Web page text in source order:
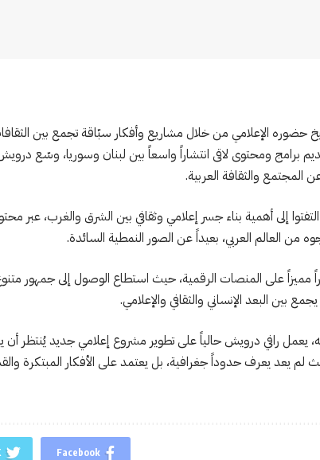
حضوره الإعلامي من خلال مشاريع وأفكار سبّاقة تجمع بين
برامج ومحتوى لاقى انتشاراً واسعاً بين لبنان وسوريا، وسّع
المجتمع والثقافة العربية.
التفتوا إلى أهمية بناء جسر إعلامي وثقافي بين الشرق والغرب، عبر
العالم العربي، بعيداً عن الصور النمطية السائدة.
مميزاً على المنصات الرقمية، حيث استطاع الوصول إلى جمهور
بين البعد الإنساني والثقافي والإعلامي.
يعمل رافي درويش حالياً على تطوير مشروع إعلامي جديد يُنتظر
لم يعد يعرف حدوداً جغرافية، بل يعتمد على الأفكار المبتكرة
Facebook